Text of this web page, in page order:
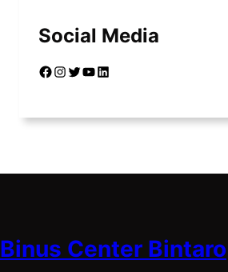
Social Media
Facebook Instagram Twitter YouTube LinkedIn
Binus Center Bintaro